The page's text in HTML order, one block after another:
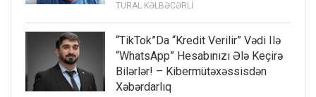
TURAL KƏLBƏCƏRLİ
“TikTok”da “kredit Verilir” Vədi Ilə
“WhatsApp” Hesabınızı Ələ Keçirə
Bilərlər! – Kibermütəxəssisdən
Xəbərdarlıq